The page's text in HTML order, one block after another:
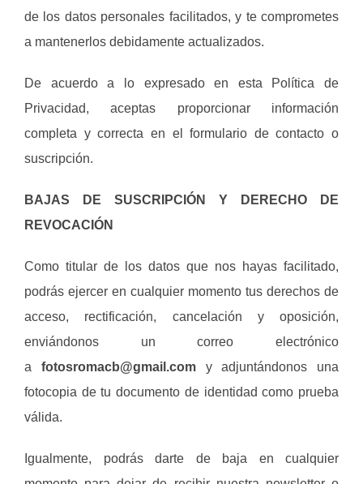
de los datos personales facilitados, y te comprometes
a mantenerlos debidamente actualizados.
De acuerdo a lo expresado en esta Política de
Privacidad, aceptas proporcionar información
completa y correcta en el formulario de contacto o
suscripción.
BAJAS DE SUSCRIPCIÓN Y DERECHO DE
REVOCACIÓN
Como titular de los datos que nos hayas facilitado,
podrás ejercer en cualquier momento tus derechos de
acceso, rectificación, cancelación y oposición,
enviándonos un correo electrónico
a fotosromacb@gmail.com y adjuntándonos una
fotocopia de tu documento de identidad como prueba
válida.
Igualmente, podrás darte de baja en cualquier